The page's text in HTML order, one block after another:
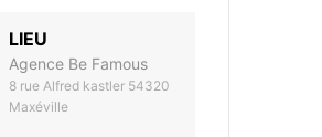
LIEU
Agence Be Famous
8 rue Alfred kastler 54320
Maxéville